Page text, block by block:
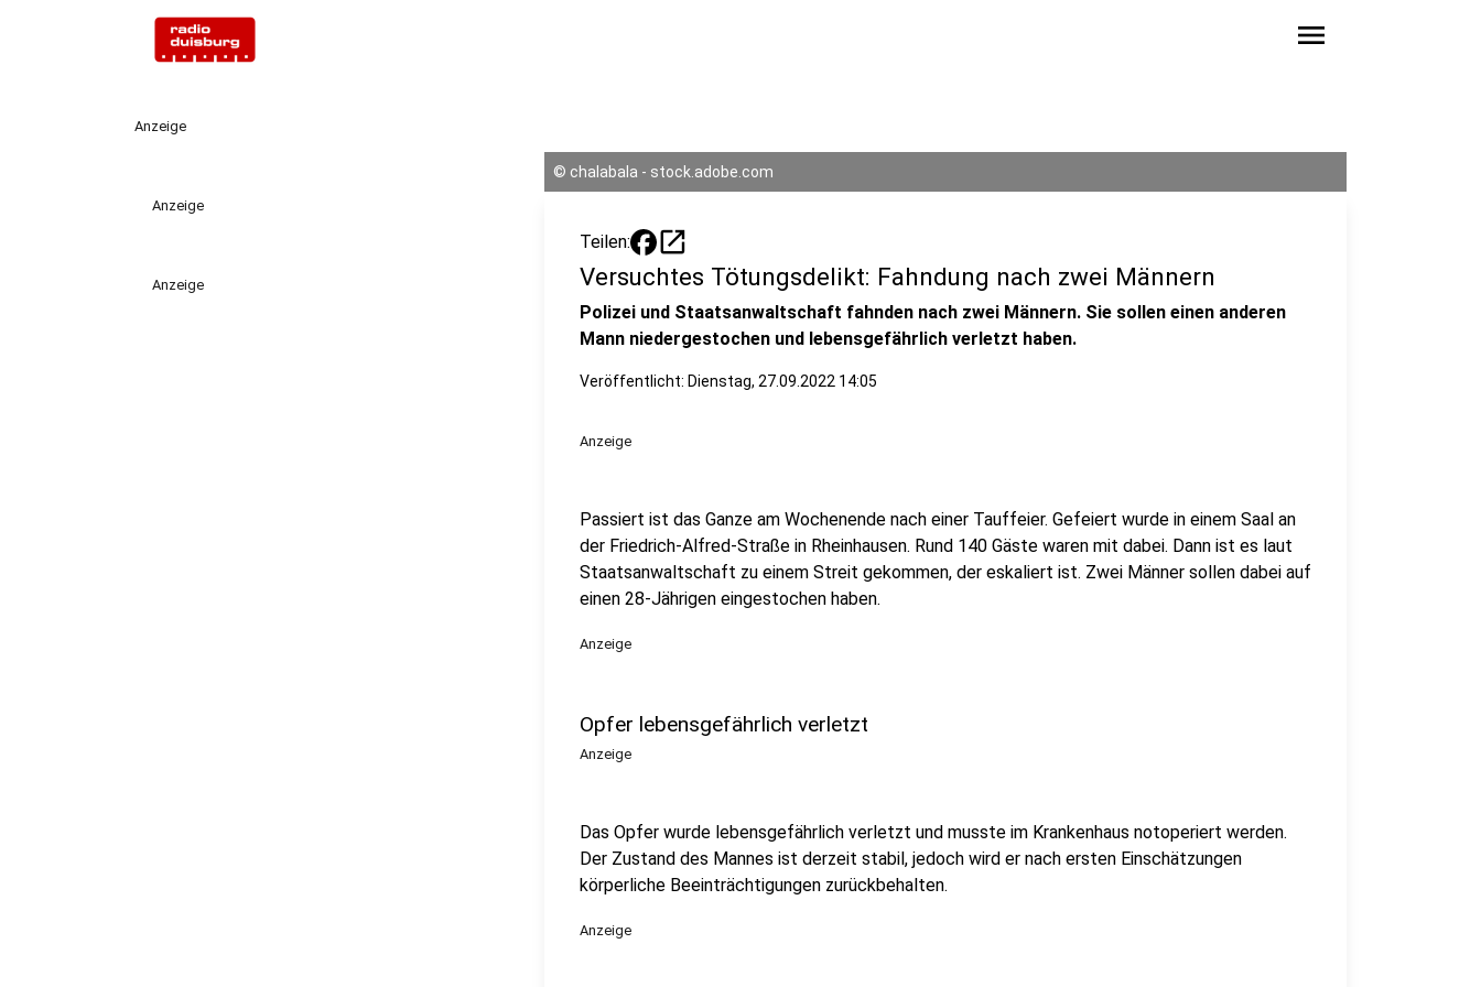
menu
Anzeige
Anzeige
Anzeige
© chalabala - stock.adobe.com
Teilen: open_in_new
Versuchtes Tötungsdelikt: Fahndung nach zwei Männern
Polizei und Staatsanwaltschaft fahnden nach zwei Männern. Sie sollen einen anderen
Mann niedergestochen und lebensgefährlich verletzt haben.
Veröffentlicht: Dienstag, 27.09.2022 14:05
Anzeige
Passiert ist das Ganze am Wochenende nach einer Tauffeier. Gefeiert wurde in einem Saal an
der Friedrich-Alfred-Straße in Rheinhausen. Rund 140 Gäste waren mit dabei. Dann ist es laut
Staatsanwaltschaft zu einem Streit gekommen, der eskaliert ist. Zwei Männer sollen dabei auf
einen 28-Jährigen eingestochen haben.
Anzeige
Opfer lebensgefährlich verletzt
Anzeige
Das Opfer wurde lebensgefährlich verletzt und musste im Krankenhaus notoperiert werden.
Der Zustand des Mannes ist derzeit stabil, jedoch wird er nach ersten Einschätzungen
körperliche Beeinträchtigungen zurückbehalten.
Anzeige